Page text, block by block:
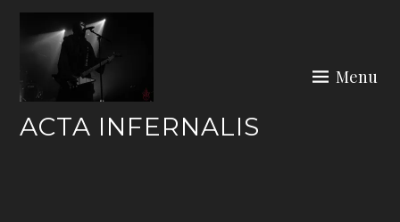
Skip
content
ACTA INFERNALIS
Menu